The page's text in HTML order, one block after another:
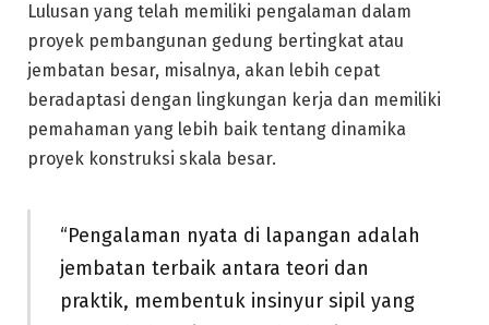
Lulusan yang telah memiliki pengalaman dalam
proyek pembangunan gedung bertingkat atau
jembatan besar, misalnya, akan lebih cepat
beradaptasi dengan lingkungan kerja dan memiliki
pemahaman yang lebih baik tentang dinamika
proyek konstruksi skala besar.
“Pengalaman nyata di lapangan adalah
jembatan terbaik antara teori dan
praktik, membentuk insinyur sipil yang